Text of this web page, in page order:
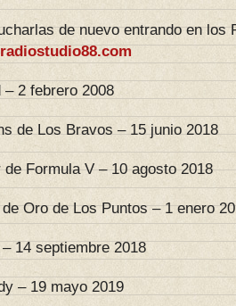
de nuevo entrando en los
– 2 febrero 2008
de Los Bravos – 15 junio 2018
de Formula V – 10 agosto 2018
Oro de Los Puntos – 1 enero
14 septiembre 2018
– 19 mayo 2019